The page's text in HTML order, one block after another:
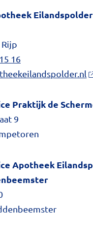
Eilandspolder
Rijp
16
Praktijk de
9
Apotheek